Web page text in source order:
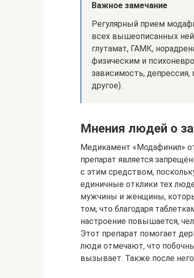
Важное замечание
Регулярный прием
всех вышеописанных
глутамат, ГАМК,
физическим и
зависимость, депрессия,
другое).
Мнения людей о
Медикамент «Модафинил»
препарат является
с этим средством,
единичные отклики тех
мужчины и женщины,
том, что благодаря
настроение повышается,
Этот препарат помогает
люди отмечают, что
вызывает. Также после